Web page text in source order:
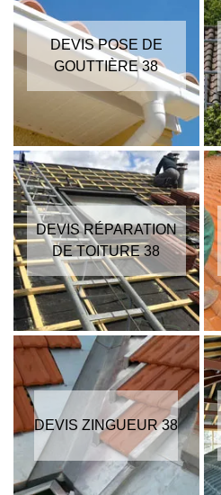
DEVIS POSE DE
GOUTTIÈRE 38
DEVIS RÉPARATION
DE TOITURE 38
DEVIS ZINGUEUR 38